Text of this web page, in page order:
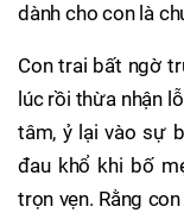
dành cho con là
Con trai bất ngờ
lúc rồi thừa nhận
tâm, ỷ lại vào sự
đau khổ khi bố
trọn vẹn. Rằng